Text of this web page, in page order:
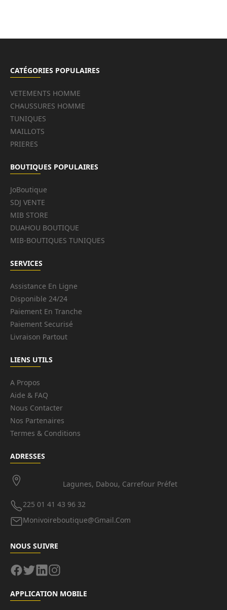
CATÉGORIES POPULAIRES
VETEMENTS HOMME
CHAUSSURES HOMME
TUNIQUES
MAILLOTS
PRIERES
BOUTIQUES POPULAIRES
JoBoutique
SDJ VENTE
MIB STORE
DUAHOU BOUTIQUE
MIB-BOUTIQUES TUNIQUES
SERVICES
Assistance En Ligne
Disponible 24/24
Paiement En Tranche
Paiement Securisé
Livraison Partout
LIENS UTILS
A Propos
Aide & FAQ
Nous Contacter
Nos Partenaires
Termes & Conditions
ADRESSES
Lagunes, Dabou, Carrefour Préfet
225 01 41 43 96 32
Monivoireboutique@gmail.com
NOUS SUIVRE
APPLICATION MOBILE